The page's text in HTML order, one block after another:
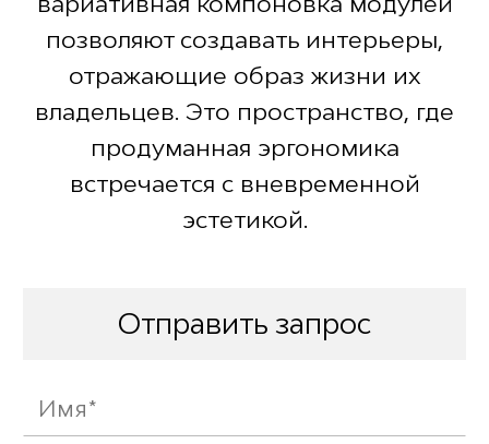
позволяют создавать интерьеры,
отражающие образ жизни их
владельцев. Это пространство, где
продуманная эргономика
встречается с вневременной
эстетикой.
Отправить запрос